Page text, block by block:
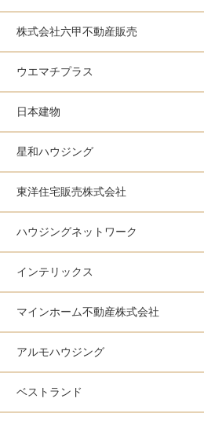
株式会社六甲不動産販売
ウエマチプラス
日本建物
星和ハウジング
東洋住宅販売株式会社
ハウジングネットワーク
インテリックス
マインホーム不動産株式会社
アルモハウジング
ベストランド